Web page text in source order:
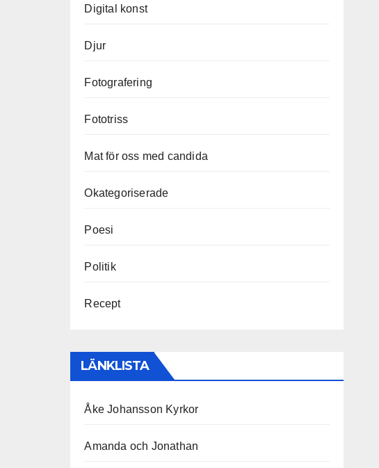
Digital konst
Djur
Fotografering
Fototriss
Mat för oss med candida
Okategoriserade
Poesi
Politik
Recept
LÄNKLISTA
Åke Johansson Kyrkor
Amanda och Jonathan